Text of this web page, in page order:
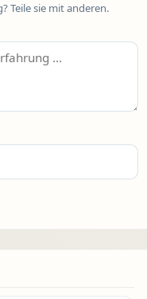
Teile sie mit anderen.